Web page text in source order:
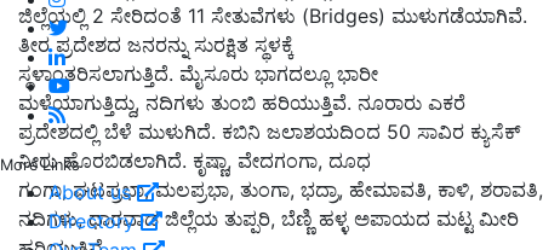
More Links
About us
Directory
ಜಿಲ್ಲೆಯಲ್ಲಿ 2 ಸೇರಿದಂತೆ 11 ಸೇತುವೆಗಳು (Bridges) ಮುಳುಗಡೆಯಾಗಿವೆ.
ತೀರ ಪ್ರದೇಶದ ಜನರನ್ನು ಸುರಕ್ಷಿತ ಸ್ಥಳಕ್ಕೆ
ಸ್ಥಳಾಂತರಿಸಲಾಗುತ್ತಿದೆ. ಮೈಸೂರು ಭಾಗದಲ್ಲೂ ಭಾರೀ
ಮಳೆಯಾಗುತ್ತಿದ್ದು, ನದಿಗಳು ತುಂಬಿ ಹರಿಯುತ್ತಿವೆ. ನೂರಾರು ಎಕರೆ
ಪ್ರದೇಶದಲ್ಲಿ ಬೆಳೆ ಮುಳುಗಿದೆ. ಕಬಿನಿ ಜಲಾಶಯದಿಂದ 50 ಸಾವಿರ ಕ್ಯುಸೆಕ್‌
ನೀರು ಹೊರಬಿಡಲಾಗಿದೆ. ಕೃಷ್ಣಾ, ವೇದಗಂಗಾ, ದೂಧ
ಗಂಗಾ,ಘಟಪ್ರಭಾ,ಮಲಪ್ರಭಾ, ತುಂಗಾ, ಭದ್ರಾ, ಹೇಮಾವತಿ, ಕಾಳಿ, ಶರಾವತಿ
ನದಿಗಳು,ಧಾರವಾಡ ಜಿಲ್ಲೆಯ ತುಪ್ಪರಿ, ಬೆಣ್ಣಿ ಹಳ್ಳ ಅಪಾಯದ ಮಟ್ಟ ಮೀರಿ